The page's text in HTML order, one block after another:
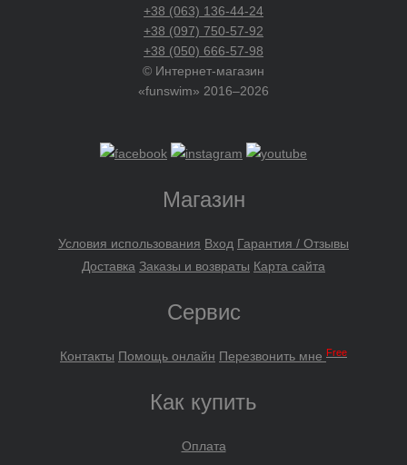
+38 (063) 136-44-24
+38 (097) 750-57-92
+38 (050) 666-57-98
© Интернет-магазин
«funswim» 2016–2026
Магазин
Условия использования Вход Гарантия / Отзывы
Доставка Заказы и возвраты Карта сайта
Сервис
Контакты Помощь онлайн Перезвонить мне Free
Как купить
Оплата